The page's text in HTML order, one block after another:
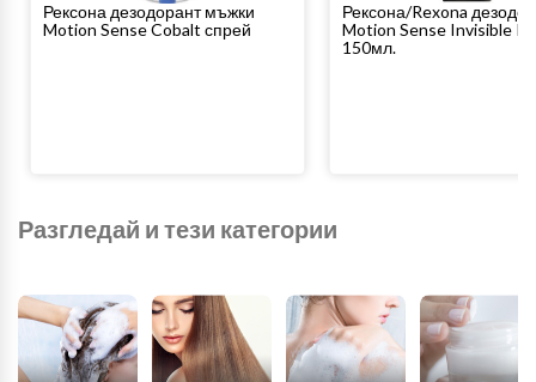
Рексона дезодорант мъжки
Motion Sense Cobalt спрей
Рексона/Rexona
Motion Sense Invisible
150мл.
Разгледай и тези категории